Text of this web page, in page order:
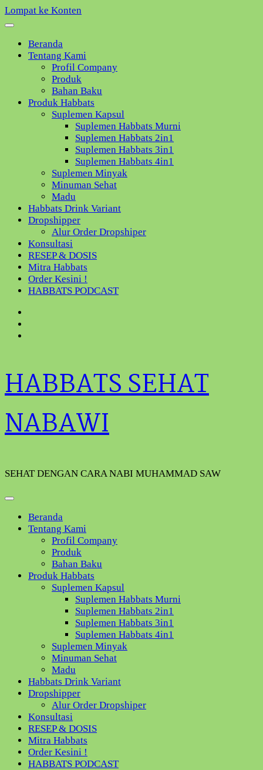
Lompat ke Konten
Beranda
Tentang Kami
Profil Company
Produk
Bahan Baku
Produk Habbats
Suplemen Kapsul
Suplemen Habbats Murni
Suplemen Habbats 2in1
Suplemen Habbats 3in1
Suplemen Habbats 4in1
Suplemen Minyak
Minuman Sehat
Madu
Habbats Drink Variant
Dropshipper
Alur Order Dropshiper
Konsultasi
RESEP & DOSIS
Mitra Habbats
Order Kesini !
HABBATS PODCAST
HABBATS SEHAT
NABAWI
SEHAT DENGAN CARA NABI MUHAMMAD SAW
Beranda
Tentang Kami
Profil Company
Produk
Bahan Baku
Produk Habbats
Suplemen Kapsul
Suplemen Habbats Murni
Suplemen Habbats 2in1
Suplemen Habbats 3in1
Suplemen Habbats 4in1
Suplemen Minyak
Minuman Sehat
Madu
Habbats Drink Variant
Dropshipper
Alur Order Dropshiper
Konsultasi
RESEP & DOSIS
Mitra Habbats
Order Kesini !
HABBATS PODCAST